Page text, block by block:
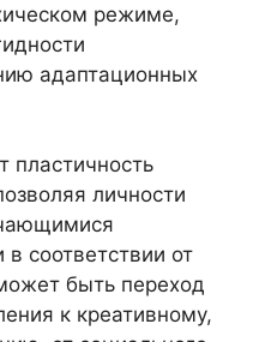
режиме,
адаптационных
пластичность
личности
соответствии от
быть переход
к креативному,